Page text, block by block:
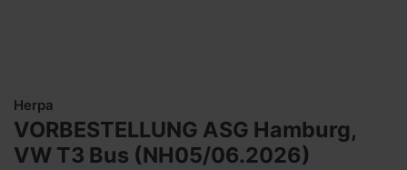
Herpa
VORBESTELLUNG ASG Hamburg,
VW T3 Bus (NH05/06.2026)